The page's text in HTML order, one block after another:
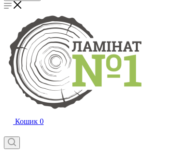
Кошик 0